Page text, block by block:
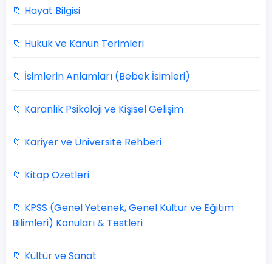
📁 Hayat Bilgisi
📁 Hukuk ve Kanun Terimleri
📁 İsimlerin Anlamları (Bebek İsimleri)
📁 Karanlık Psikoloji ve Kişisel Gelişim
📁 Kariyer ve Üniversite Rehberi
📁 Kitap Özetleri
📁 KPSS (Genel Yetenek, Genel Kültür ve Eğitim
Bilimleri) Konuları & Testleri
📁 Kültür ve Sanat